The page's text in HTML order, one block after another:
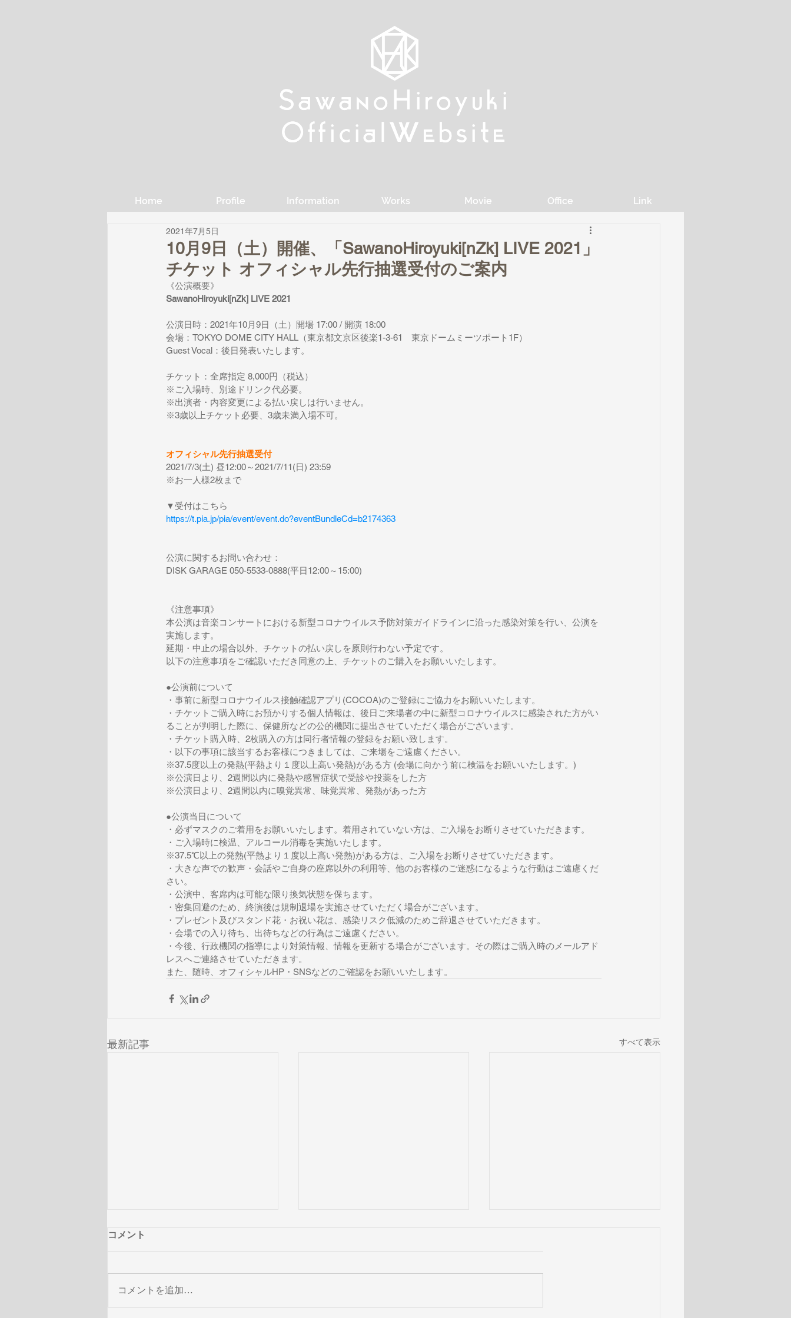
Sa wanoHiroyuki
Official W ebsite
Home Profile Information Works Movie Office Link
Sa wanoHiroyuki
Official W ebsite
10月9日（土）開催、「SawanoHiroyuki[nZk] LIVE 2021」
チケット オフィシャル先行抽選受付のご案内
2021年7月5日
《公演概要》
SawanoHiroyuki[nZk] LIVE 2021
公演日時：2021年10月9日（土）開場 17:00 / 開演 18:00
会場：TOKYO DOME CITY HALL（東京都文京区後楽1-3-61　東京ドームミーツポート1F）
Guest Vocal：後日発表いたします。
チケット：全席指定 8,000円（税込）
※ご入場時、別途ドリンク代必要。
※出演者・内容変更による払い戻しは行いません。
※3歳以上チケット必要、3歳未満入場不可。
オフィシャル先行抽選受付
2021/7/3(土) 昼12:00～2021/7/11(日) 23:59
※お一人様2枚まで
▼受付はこちら
https://t.pia.jp/pia/event/event.do?eventBundleCd=b2174363
公演に関するお問い合わせ：
DISK GARAGE 050-5533-0888(平日12:00～15:00)
《注意事項》
本公演は音楽コンサートにおける新型コロナウイルス予防対策ガイドラインに沿った感染対策を行い、公演を
実施します。
延期・中止の場合以外、チケットの払い戻しを原則行わない予定です。
以下の注意事項をご確認いただき同意の上、チケットのご購入をお願いいたします。
●公演前について
・事前に新型コロナウイルス接触確認アプリ(COCOA)のご登録にご協力をお願いいたします。
・チケットご購入時にお預かりする個人情報は、後日ご来場者の中に新型コロナウイルスに感染された方がい
ることが判明した際に、保健所などの公的機関に提出させていただく場合がございます。
・チケット購入時、2枚購入の方は同行者情報の登録をお願い致します。
・以下の事項に該当するお客様につきましては、ご来場をご遠慮ください。
※37.5度以上の発熱(平熱より１度以上高い発熱)がある方 (会場に向かう前に検温をお願いいたします。)
※公演日より、2週間以内に発熱や感冒症状で受診や投薬をした方
※公演日より、2週間以内に嗅覚異常、味覚異常、発熱があった方
●公演当日について
・必ずマスクのご着用をお願いいたします。着用されていない方は、ご入場をお断りさせていただきます。
・ご入場時に検温、アルコール消毒を実施いたします。
※37.5℃以上の発熱(平熱より１度以上高い発熱)がある方は、ご入場をお断りさせていただきます。
・大きな声での歓声・会話やご自身の座席以外の利用等、他のお客様のご迷惑になるような行動はご遠慮くだ
さい。
・公演中、客席内は可能な限り換気状態を保ちます。
・密集回避のため、終演後は規制退場を実施させていただく場合がございます。
・プレゼント及びスタンド花・お祝い花は、感染リスク低減のためご辞退させていただきます。
・会場での入り待ち、出待ちなどの行為はご遠慮ください。
・今後、行政機関の指導により対策情報、情報を更新する場合がございます。その際はご購入時のメールアド
レスへご連絡させていただきます。
また、随時、オフィシャルHP・SNSなどのご確認をお願いいたします。
最新記事 すべて表示
コメント
コメントを追加…